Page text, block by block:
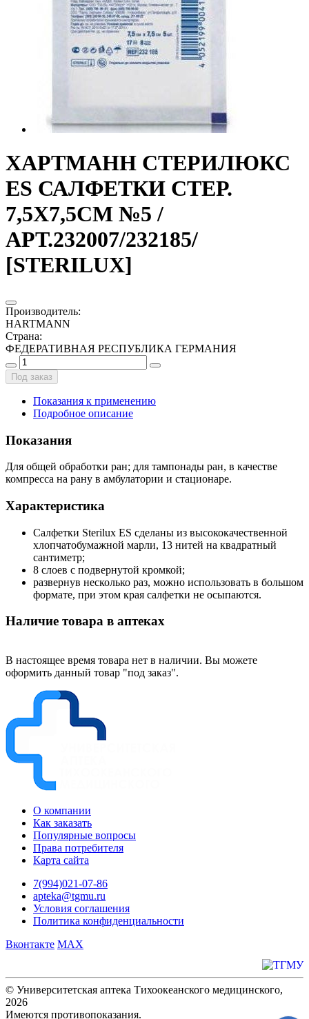
ХАРТМАНН СТЕРИЛЮКС
ES САЛФЕТКИ СТЕР.
7,5Х7,5СМ №5 /
АРТ.232007/232185/
[STERILUX]
Производитель:
HARTMANN
Страна:
ФЕДЕРАТИВНАЯ РЕСПУБЛИКА ГЕРМАНИЯ
Под заказ
Показания к применению
Подробное описание
Показания
Для общей обработки ран; для тампонады ран, в качестве
компресса на рану в амбулатории и стационаре.
Характеристика
Салфетки Sterilux ES сделаны из высококачественной
хлопчатобумажной марли, 13 нитей на квадратный
сантиметр;
8 слоев с подвернутой кромкой;
развернув несколько раз, можно использовать в большом
формате, при этом края салфетки не осыпаются.
Наличие товара в аптеках
В настоящее время товара нет в наличии. Вы можете
оформить данный товар "под заказ".
О компании
Как заказать
Популярные вопросы
Права потребителя
Карта сайта
7(994)021-07-86
apteka@tgmu.ru
Условия соглашения
Политика конфиденциальности
Вконтакте MAX
© Университетская аптека Тихоокеанского медицинского,
2026
Имеются противопоказания.